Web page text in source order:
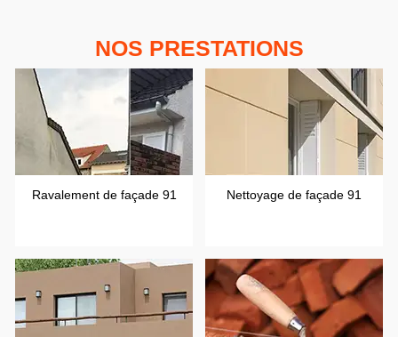
NOS PRESTATIONS
Ravalement de façade 91 Nettoyage de façade 91